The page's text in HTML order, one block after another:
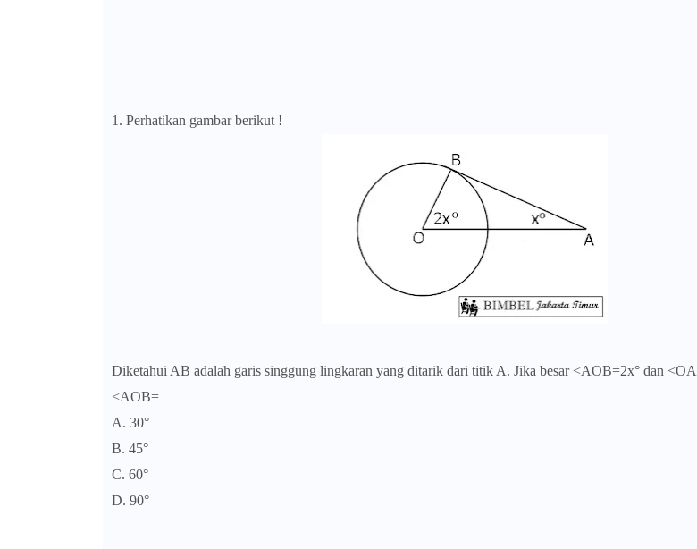
1. Perhatikan gambar berikut !
Diketahui AB adalah garis singgung lingkaran yang ditarik dari titik A. Jika besar <AOB=2x° dan
<AOB=
A. 30°
B. 45°
C. 60°
D. 90°